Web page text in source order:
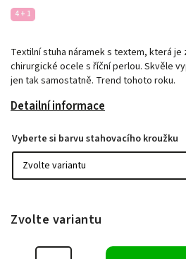
Textilní stuha náramek s textem, která
chirurgické ocele s říční perlou. Skvěle
jen tak samostatně. Trend tohoto roku.
Detailní informace
4 + 1
Vyberte si barvu stahovacího kroužku
Zvolte variantu